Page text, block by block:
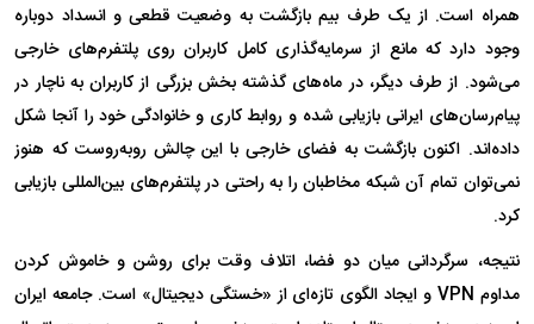
همراه است. از یک طرف بیم بازگشت به وضعیت قطعی و انسداد دوباره
وجود دارد که مانع از سرمایه‌گذاری کامل کاربران روی پلتفرم‌های خارجی
می‌شود. از طرف دیگر، در ماه‌های گذشته بخش بزرگی از کاربران به ناچار در
پیام‌رسان‌های ایرانی بازیابی شده و روابط کاری و خانوادگی خود را آنجا شکل
داده‌اند. اکنون بازگشت به فضای خارجی با این چالش روبه‌روست که هنوز
نمی‌توان تمام آن شبکه مخاطبان را به راحتی در پلتفرم‌های بین‌المللی بازیابی
کرد.
نتیجه، سرگردانی میان دو فضا، اتلاف وقت برای روشن و خاموش کردن
مداوم VPN و ایجاد الگوی تازه‌ای از «خستگی دیجیتال» است. جامعه ایران